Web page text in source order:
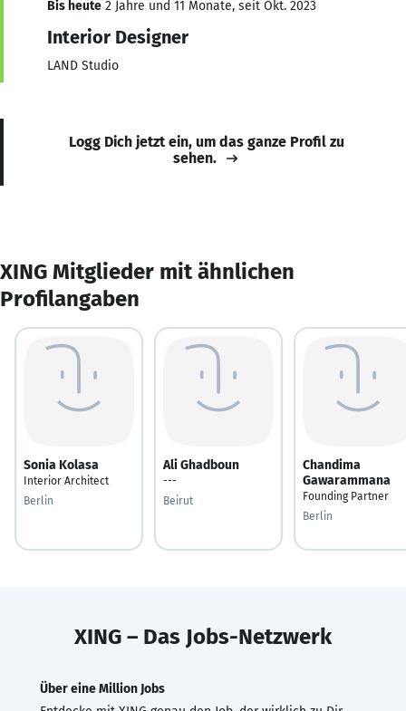
Bis heute 2 Jahre und 11 Monate, seit Okt. 2023
Interior Designer
LAND Studio
Logg Dich jetzt ein, um das ganze Profil zu
sehen.
XING Mitglieder mit ähnlichen
Profilangaben
Sonia Kolasa
Interior Architect
Berlin
Ali Ghadboun
---
Beirut
Chandima
Gawarammana
Founding Partner
Berlin
XING – Das Jobs-Netzwerk
Über eine Million Jobs